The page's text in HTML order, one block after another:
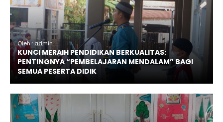
Oleh : admin
KUNCI MERAIH PENDIDIKAN BERKUALITAS:
PENTINGNYA “PEMBELAJARAN MENDALAM” BAGI
SEMUA PESERTA DIDIK